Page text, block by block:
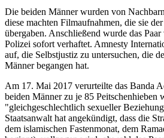
Die beiden Männer wurden von
diese machten Filmaufnahmen, die sie
übergaben. Anschließend wurde das
Polizei sofort verhaftet. Amnesty
auf, die Selbstjustiz zu untersuchen, die
Männer begangen hat.
Am 17. Mai 2017 verurteilte das Banda
beiden Männer zu je 85 Peitschenhieben
"gleichgeschlechtlich sexueller
Staatsanwalt hat angekündigt, dass die
dem islamischen Fastenmonat, dem